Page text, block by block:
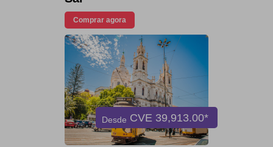
Comprar agora
Desde CVE 39,913.00*